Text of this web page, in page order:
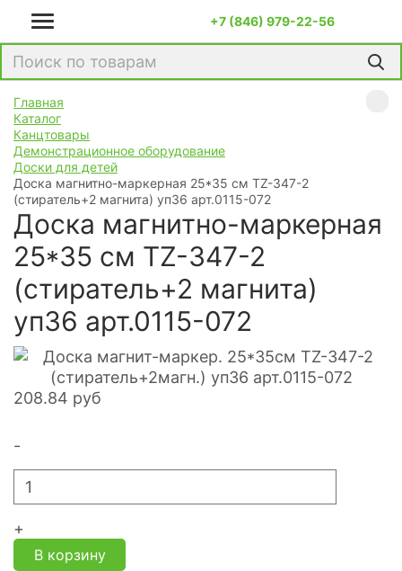
+7 (846) 979-22-56
Главная
Каталог
Канцтовары
Демонстрационное оборудование
Доски для детей
Доска магнитно-маркерная 25*35 см TZ-347-2
(стиратель+2 магнита) уп36 арт.0115-072
Доска магнитно-маркерная
25*35 см TZ-347-2
(стиратель+2 магнита)
уп36 арт.0115-072
208.84 руб
-
+
В корзину